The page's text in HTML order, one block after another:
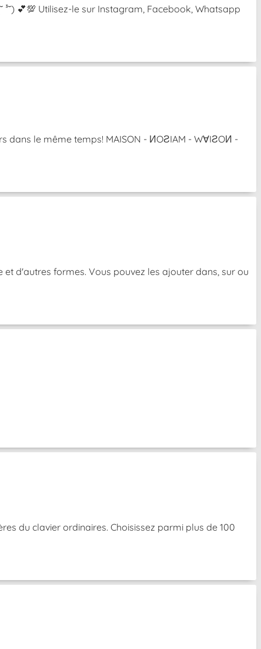
💕💯 Utilisez-le sur Instagram, Facebook, Whatsapp
dans le même temps! MAISON - ИOƧIAM - W∀IƧOИ -
d'autres formes. Vous pouvez les ajouter dans, sur ou
du clavier ordinaires. Choisissez parmi plus de 100